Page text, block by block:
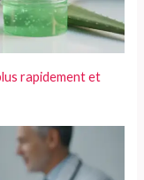
rapidement et